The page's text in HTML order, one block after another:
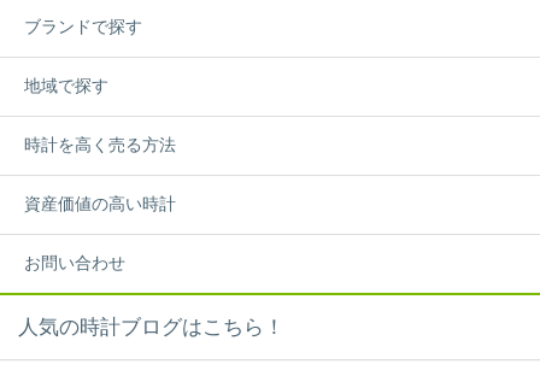
ブランドで探す
地域で探す
時計を高く売る方法
資産価値の高い時計
お問い合わせ
人気の時計ブログはこちら！